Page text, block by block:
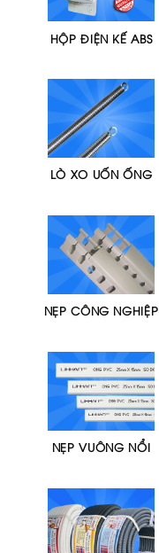
HỘP ĐIỆN KẾ ABS
LÒ XO UỐN ỐNG
NẸP CÔNG NGHIỆP
NẸP VUÔNG NỔI